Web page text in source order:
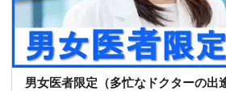
男女医者限定（多忙なドクターの